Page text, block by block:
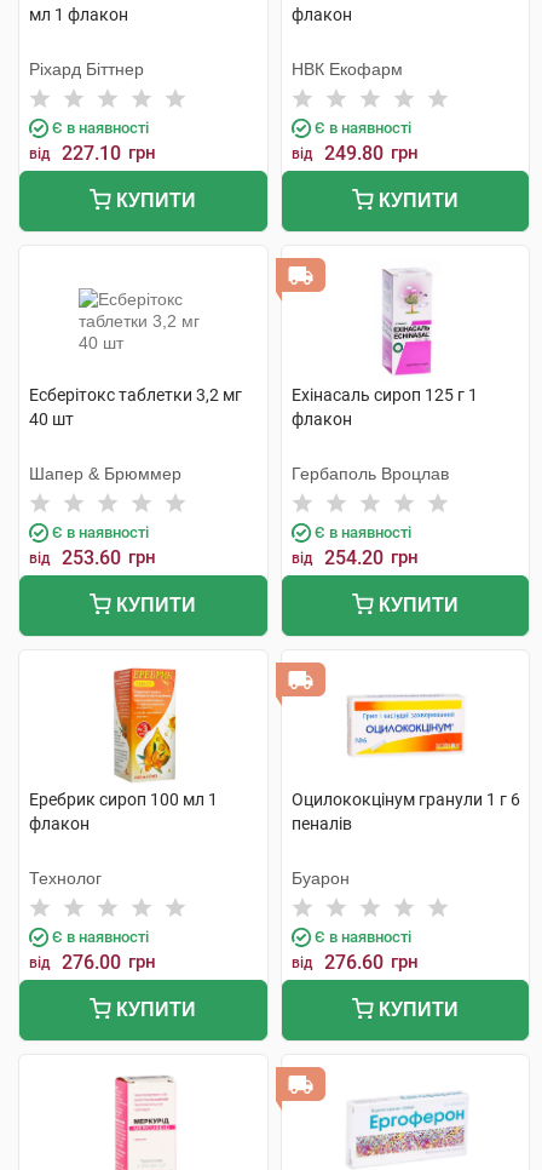
мл 1 флакон
Ріхард Біттнер
Є в наявності
від 227.10 грн
КУПИТИ
флакон
НВК Екофарм
Є в наявності
від 249.80 грн
КУПИТИ
Есберітокс таблетки 3,2 мг
40 шт
Шапер & Брюммер
Є в наявності
від 253.60 грн
КУПИТИ
Ехінасаль сироп 125 г 1
флакон
Гербаполь Вроцлав
Є в наявності
від 254.20 грн
КУПИТИ
Еребрик сироп 100 мл 1
флакон
Технолог
Є в наявності
від 276.00 грн
КУПИТИ
Оцилококцінум гранули 1 г 6
пеналів
Буарон
Є в наявності
від 276.60 грн
КУПИТИ